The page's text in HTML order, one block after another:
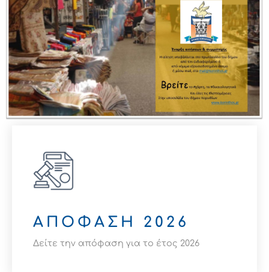
AΠΟΦΑΣΗ 2026
Δείτε την απόφαση για το έτος 2026